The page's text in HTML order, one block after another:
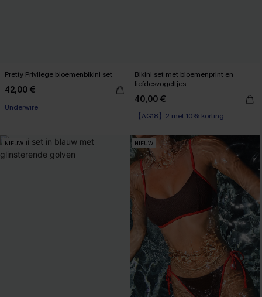
Pretty Privilege bloemenbikini set
42,00 €
Underwire
Bikini set met bloemenprint en
liefdesvogeltjes
40,00 €
【AG18】2 met 10% korting
High Waist
NIEUW NIEUW